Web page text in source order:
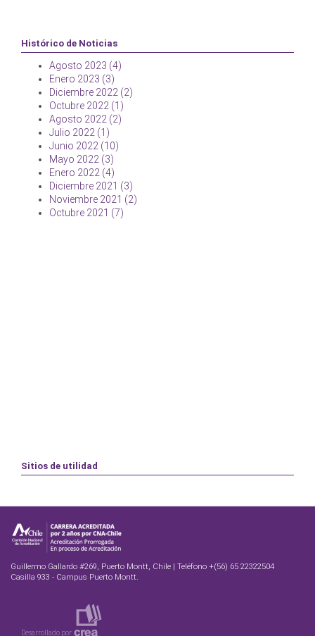
Histórico de Noticias
Agosto 2023 (4)
Enero 2023 (3)
Diciembre 2022 (2)
Octubre 2022 (1)
Agosto 2022 (2)
Julio 2022 (1)
Junio 2022 (10)
Mayo 2022 (3)
Enero 2022 (4)
Diciembre 2021 (3)
Noviembre 2021 (2)
Octubre 2021 (7)
Sitios de utilidad
Guillermo Gallardo #269, Puerto Montt, Chile | Teléfono +(56) 65 22322504
Casilla 933 - Campus Puerto Montt.
Desarrollado por